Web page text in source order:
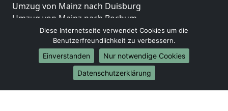
Umzug von Mainz nach Duisburg
Umzug von Mainz nach Bochum
Umzug von Mainz nach Wuppertal
Umzug von Mainz nach Bielefeld
Umzug von Mainz nach Bonn
Umzug von Mainz nach Münster
Diese Internetseite verwendet Cookies um die
Benutzerfreundlichkeit zu verbessern.
Einverstanden
Nur notwendige Cookies
Datenschutzerklärung